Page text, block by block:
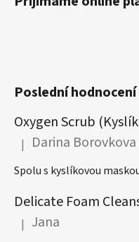
Poslední
Oxygen Scrub
Hodnocení produktu je 5 z
| Darina Borovkova
Spolu s kyslíkovou
Delicate Foam
Hodnocení produktu je 5 z
| Jana